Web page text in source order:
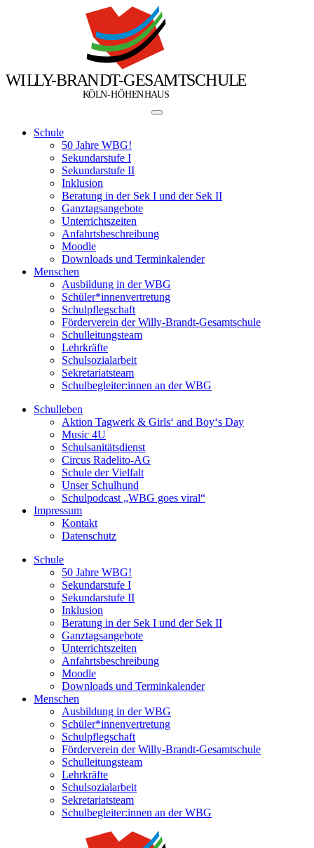
WILLY-BRANDT-GESAMTSCHULE
KÖLN-HÖHENHAUS
Schule
50 Jahre WBG!
Sekundarstufe I
Sekundarstufe II
Inklusion
Beratung in der Sek I und der Sek II
Ganztagsangebote
Unterrichtszeiten
Anfahrtsbeschreibung
Moodle
Downloads und Terminkalender
Menschen
Ausbildung in der WBG
Schüler*innenvertretung
Schulpflegschaft
Förderverein der Willy-Brandt-Gesamtschule
Schulleitungsteam
Lehrkräfte
Schulsozialarbeit
Sekretariatsteam
Schulbegleiter:innen an der WBG
Schulleben
Aktion Tagwerk & Girls‘ and Boy‘s Day
Music 4U
Schulsanitätsdienst
Circus Radelito-AG
Schule der Vielfalt
Unser Schulhund
Schulpodcast „WBG goes viral“
Impressum
Kontakt
Datenschutz
Schule
50 Jahre WBG!
Sekundarstufe I
Sekundarstufe II
Inklusion
Beratung in der Sek I und der Sek II
Ganztagsangebote
Unterrichtszeiten
Anfahrtsbeschreibung
Moodle
Downloads und Terminkalender
Menschen
Ausbildung in der WBG
Schüler*innenvertretung
Schulpflegschaft
Förderverein der Willy-Brandt-Gesamtschule
Schulleitungsteam
Lehrkräfte
Schulsozialarbeit
Sekretariatsteam
Schulbegleiter:innen an der WBG